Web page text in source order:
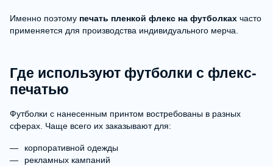
Именно поэтому печать пленкой флекс на футболках часто
применяется для производства индивидуального мерча.
Где используют футболки с флекс-
печатью
Футболки с нанесенным принтом востребованы в разных
сферах. Чаще всего их заказывают для:
корпоративной одежды
рекламных кампаний